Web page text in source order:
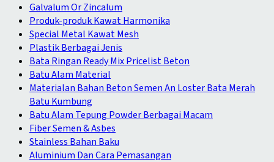
Galvalum Or Zincalum
Produk-produk Kawat Harmonika
Special Metal Kawat Mesh
Plastik Berbagai Jenis
Bata Ringan Ready Mix Pricelist Beton
Batu Alam Material
Materialan Bahan Beton Semen An Loster Bata Merah
Batu Kumbung
Batu Alam Tepung Powder Berbagai Macam
Fiber Semen & Asbes
Stainless Bahan Baku
Aluminium Dan Cara Pemasangan